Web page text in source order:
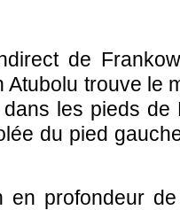
de
Atubolu trouve le
les pieds de
du pied
en profondeur